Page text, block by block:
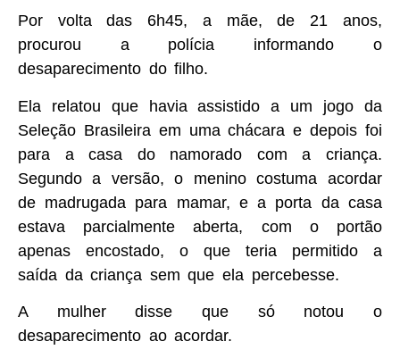
Por volta das 6h45, a mãe, de 21 anos,
procurou a polícia informando o
desaparecimento do filho.
Ela relatou que havia assistido a um jogo da
Seleção Brasileira em uma chácara e depois foi
para a casa do namorado com a criança.
Segundo a versão, o menino costuma acordar
de madrugada para mamar, e a porta da casa
estava parcialmente aberta, com o portão
apenas encostado, o que teria permitido a
saída da criança sem que ela percebesse.
A mulher disse que só notou o
desaparecimento ao acordar.